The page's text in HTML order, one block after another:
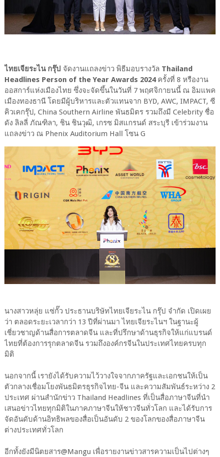
ไทยเจียระไน กรุ๊ป จัดงานแถลงข่าว พิธีมอบรางวัล Thailand
Headlines Person of the Year Awards 2024ครั้งที่ 8 หรืองาน
ออสการ์แห่งเมืองไทย ซึ่งจะจัดขึ้นในวันที่ 7 พฤศจิกายนนี้ ณ อิมแพค
เมืองทองธานี โดยมีผู้บริหารและตัวแทนจาก BYD, AWC, IMPACT, ซี
คิวเคกรุ๊ป, China Southern Airline พันธมิตร รวมถึงมี Celebrity ชื่อ
ดัง ลิลลี่ ภัณฑิลา, ชิน ชินวุฒิ, เกรซ มิสแกรนด์ สระบุรี เข้าร่วมงาน
แถลงข่าว ณ Phenix Auditorium Hall โซน G
นางสาวหลุ่ย แซ่กั๊ว ประธานบริษัทไทยเจียระไน กรุ๊ป จำกัด เปิดเผย
ว่า ตลอดระยะเวลากว่า 13 ปีที่ผ่านมา ไทยเจียระไนฯ ในฐานะผู้
เชี่ยวชาญด้านสื่อการตลาดจีน และที่ปรึกษาด้านธุรกิจให้แก่แบรนด์
ไทยที่ต้องการรุกตลาดจีน รวมถึงองค์กรจีนในประเทศไทยครบทุก
มิติ
นอกจากนี้ เรายังได้รับความไว้วางใจจากภาครัฐและเอกชนให้เป็น
ตัวกลางเชื่อมโยงพันธมิตรธุรกิจไทย-จีน และความสัมพันธ์ระหว่าง 2
ประเทศ ผ่านสำนักข่าว Thailand Headlines ที่เป็นสื่อภาษาจีนที่นำ
เสนอข่าวไทยทุกมิติในภาคภาษาจีนให้ชาวจีนทั่วโลก และได้รับการ
จัดอันดับด้านอิทธิพลของสื่อเป็นอันดับ 2 ของโลกของสื่อภาษาจีน
ต่างประเทศทั่วโลก
อีกทั้งยังมีนิตยสาร@Mangu เพื่อรายงานข่าวสารความเป็นไปต่างๆ